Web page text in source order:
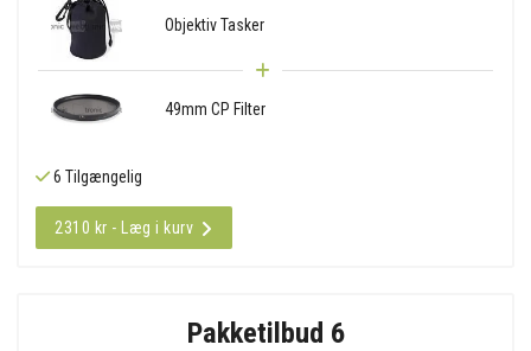
Objektiv Tasker
49mm CP Filter
6 Tilgængelig
2310 kr - Læg i kurv
Pakketilbud 6